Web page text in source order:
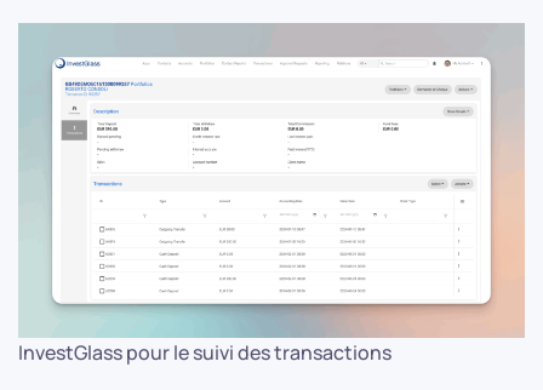
InvestGlass pour le suivi des transactions